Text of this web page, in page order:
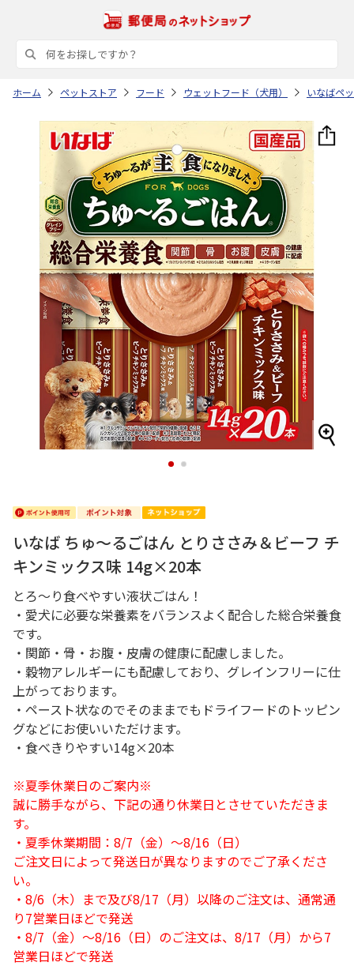
ホーム ペットストア フード ウェットフード（犬用） いなばペ
1 2
いなば ちゅ～るごはん とりささみ＆ビーフ チ
キンミックス味 14g×20本
とろ～り食べやすい液状ごはん！
・愛犬に必要な栄養素をバランスよく配合した総合栄養食
です。
・関節・骨・お腹・皮膚の健康に配慮しました。
・穀物アレルギーにも配慮しており、グレインフリーに仕
上がっております。
・ペースト状なのでそのままでもドライフードのトッピン
グなどにお使いいただけます。
・食べきりやすい14g×20本
※夏季休業日のご案内※
誠に勝手ながら、下記の通り休業日とさせていただきま
す。
・夏季休業期間：8/7（金）～8/16（日）
ご注文日によって発送日が異なりますのでご了承くださ
い。
・8/6（木）まで及び8/17（月）以降のご注文は、通常通
り7営業日ほどで発送
・8/7（金）～8/16（日）のご注文は、8/17（月）から7
営業日ほどで発送